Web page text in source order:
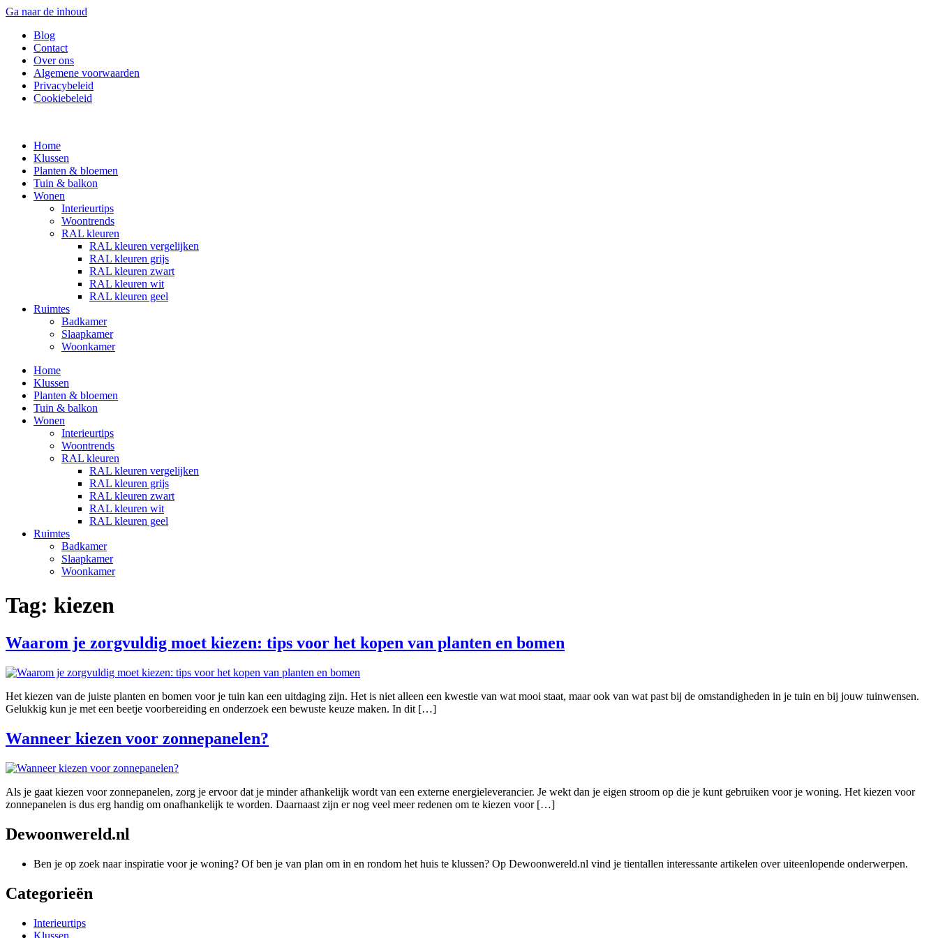
Ga naar de inhoud
Blog
Contact
Over ons
Algemene voorwaarden
Privacybeleid
Cookiebeleid
Home
Klussen
Planten & bloemen
Tuin & balkon
Wonen
Interieurtips
Woontrends
RAL kleuren
RAL kleuren vergelijken
RAL kleuren grijs
RAL kleuren zwart
RAL kleuren wit
RAL kleuren geel
Ruimtes
Badkamer
Slaapkamer
Woonkamer
Home
Klussen
Planten & bloemen
Tuin & balkon
Wonen
Interieurtips
Woontrends
RAL kleuren
RAL kleuren vergelijken
RAL kleuren grijs
RAL kleuren zwart
RAL kleuren wit
RAL kleuren geel
Ruimtes
Badkamer
Slaapkamer
Woonkamer
Tag: kiezen
Waarom je zorgvuldig moet kiezen: tips voor het kopen van planten en bomen
Het kiezen van de juiste planten en bomen voor je tuin kan een uitdaging zijn. Het is niet alleen een kwestie van wat mooi staat, maar ook van wat past bij de omstandigheden in je tuin en bij jouw tuinwensen.
Gelukkig kun je met een beetje voorbereiding en onderzoek een bewuste keuze maken. In dit […]
Wanneer kiezen voor zonnepanelen?
Als je gaat kiezen voor zonnepanelen, zorg je ervoor dat je minder afhankelijk wordt van een externe energieleverancier. Je wekt dan je eigen stroom op die je kunt gebruiken voor je woning. Het kiezen voor
zonnepanelen is dus erg handig om onafhankelijk te worden. Daarnaast zijn er nog veel meer redenen om te kiezen voor […]
Dewoonwereld.nl
Ben je op zoek naar inspiratie voor je woning? Of ben je van plan om in en rondom het huis te klussen? Op Dewoonwereld.nl vind je tientallen interessante artikelen over uiteenlopende onderwerpen.
Categorieën
Interieurtips
Klussen